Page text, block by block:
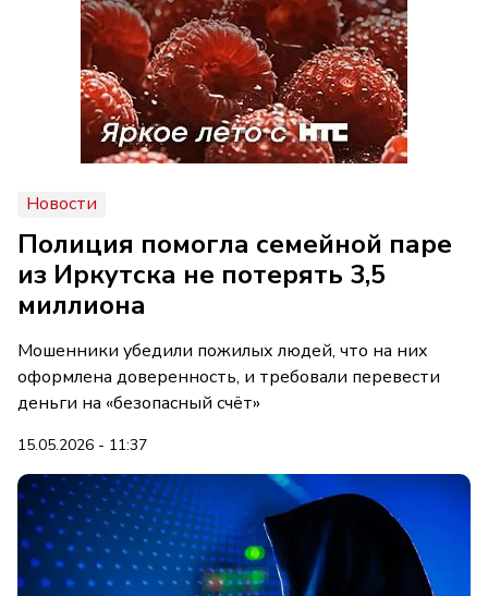
Новости
Полиция помогла семейной паре
из Иркутска не потерять 3,5
миллиона
Мошенники убедили пожилых людей, что на них
оформлена доверенность, и требовали перевести
деньги на «безопасный счёт»
15.05.2026 - 11:37